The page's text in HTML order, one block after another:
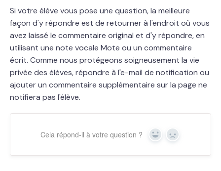
Si votre élève vous pose une question, la meilleure
façon d'y répondre est de retourner à l'endroit où vous
avez laissé le commentaire original et d'y répondre, en
utilisant une note vocale Mote ou un commentaire
écrit. Comme nous protégeons soigneusement la vie
privée des élèves, répondre à l'e-mail de notification ou
ajouter un commentaire supplémentaire sur la page ne
notifiera pas l'élève.
Cela répond-il à votre question ? Yes No